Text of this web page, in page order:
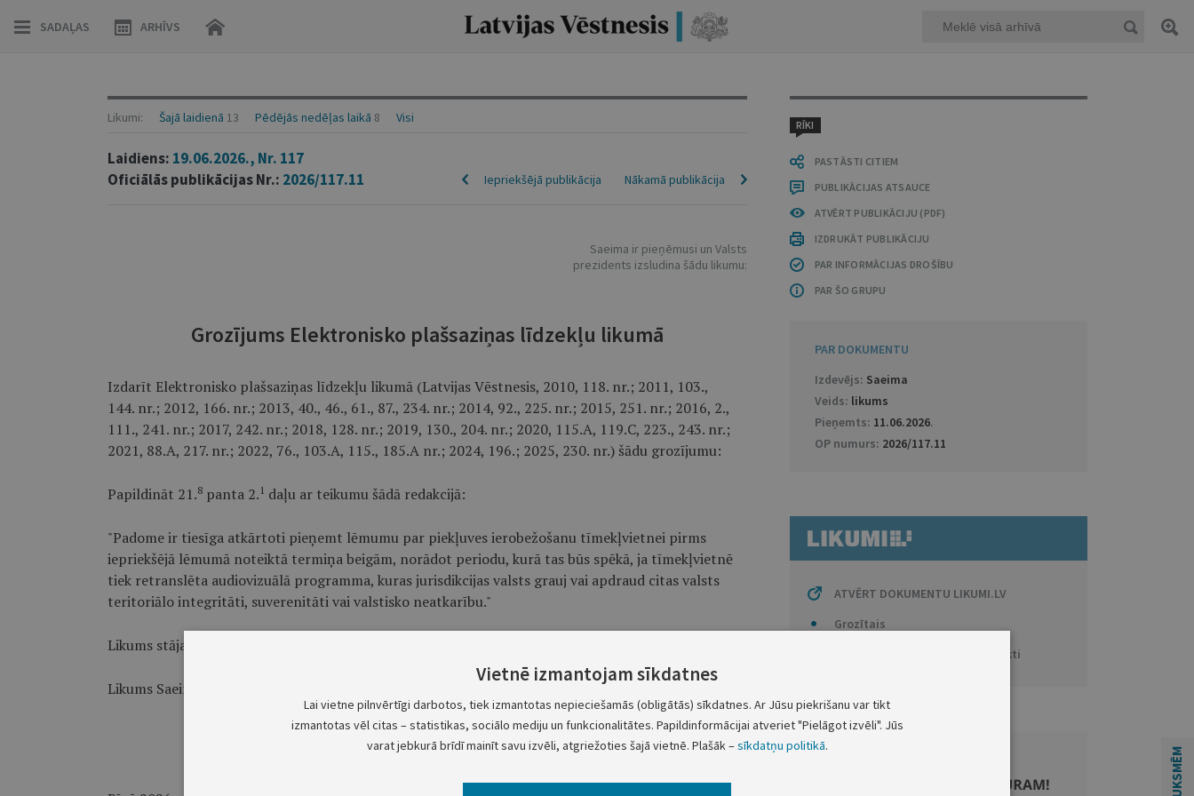
SADAĻAS ARHĪVS
RĪKI
PASTĀSTI CITIEM
PUBLIKĀCIJAS ATSAUCE
ATVĒRT PUBLIKĀCIJU (PDF)
IZDRUKĀT PUBLIKĀCIJU
PAR INFORMĀCIJAS DROŠĪBU
PAR ŠO GRUPU
PAR DOKUMENTU
Izdevējs: Saeima
Veids: likums
Pieņemts: 11.06.2026.
OP numurs: 2026/117.11
ATVĒRT DOKUMENTU LIKUMI.LV
Grozītais
Anotācijas / Tiesību aktu projekti
Likumi: Šajā laidienā 13 Pēdējās nedēļas laikā 8 Visi
Laidiens: 19.06.2026., Nr. 117
Oficiālās publikācijas Nr.: 2026/117.11 Nākamā publikācija
Iepriekšējā publikācija
Saeima ir pieņēmusi un Valsts
prezidents izsludina šādu likumu:
Grozījums Elektronisko plašsaziņas līdzekļu likumā
Izdarīt Elektronisko plašsaziņas līdzekļu likumā (Latvijas Vēstnesis, 2010, 118. nr.; 2011, 103.,
144. nr.; 2012, 166. nr.; 2013, 40., 46., 61., 87., 234. nr.; 2014, 92., 225. nr.; 2015, 251. nr.; 2016, 2.,
111., 241. nr.; 2017, 242. nr.; 2018, 128. nr.; 2019, 130., 204. nr.; 2020, 115.A, 119.C, 223., 243. nr.;
2021, 88.A, 217. nr.; 2022, 76., 103.A, 115., 185.A nr.; 2024, 196.; 2025, 230. nr.) šādu grozījumu:
Papildināt 21.8panta 2. 1 daļu ar teikumu šādā redakcijā:
"Padome ir tiesīga atkārtoti pieņemt lēmumu par piekļuves ierobežošanu tīmekļvietnei pirms
iepriekšējā lēmumā noteiktā termiņa beigām, norādot periodu, kurā tas būs spēkā, ja tīmekļvietnē
tiek retranslēta audiovizuālā programma, kuras jurisdikcijas valsts grauj vai apdraud citas valsts
teritoriālo integritāti, suverenitāti vai valstisko neatkarību."
Likums stājas spēkā nākamajā dienā pēc tā izsludināšanas.
Likums Saeimā pieņemts 2026. gada 11. jūnijā.
Valsts prezidents
E. Rinkēvičs
Vietnē izmantojam sīkdatnes
Lai vietne pilnvērtīgi darbotos, tiek izmantotas nepieciešamās (obligātās) sīkdatnes. Ar Jūsu piekrišanu var tikt
izmantotas vēl citas – statistikas, sociālo mediju un funkcionalitātes. Papildinformācijai atveriet "Pielāgot izvēli". Jūs
varat jebkurā brīdī mainīt savu izvēli, atgriežoties šajā vietnē. Plašāk –sīkdatņu politikā.